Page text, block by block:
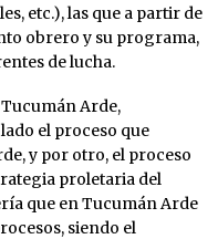
etc.), las que a partir de
obrero y su programa,
de lucha.
Arde,
el proceso que
y por otro, el proceso
proletaria del
que en Tucumán Arde
siendo el